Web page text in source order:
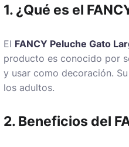
1. ¿Qué es el
El FANCY Peluche Gato
producto es conocido por
y usar como decoración.
los adultos.
2. Beneficios del